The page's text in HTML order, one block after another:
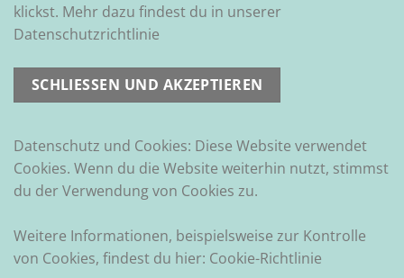
klickst. Mehr dazu findest du in unserer
Datenschutzrichtlinie
Datenschutz und Cookies: Diese Website verwendet
Cookies. Wenn du die Website weiterhin nutzt, stimmst
du der Verwendung von Cookies zu.
Weitere Informationen, beispielsweise zur Kontrolle
von Cookies, findest du hier: Cookie-Richtlinie